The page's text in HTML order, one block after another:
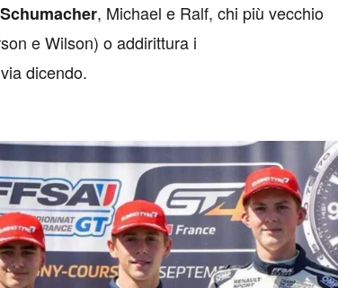
Schumacher, Michael e Ralf, chi più vecchio
e Wilson) o addirittura i
dicendo.